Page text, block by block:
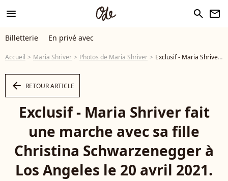
menu search newsletter
Billetterie En privé avec
Accueil Maria Shriver Photos de Maria Shriver Exclusif - Maria Shriver fait une marche avec sa fille Christina Schwarzenegger à Los Angeles le 20 avril 2021. - Photo
arrow_left RETOUR ARTICLE
Exclusif - Maria Shriver fait
une marche avec sa fille
Christina Schwarzenegger à
Los Angeles le 20 avril 2021.